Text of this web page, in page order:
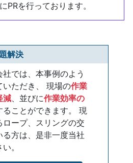
PRを行っております。
解決
では、本事例のよう
いただき、 現場の作業
減、並びに作業効率の
ることができます。 現
ープ、スリングの交
方は、是非一度当社
。